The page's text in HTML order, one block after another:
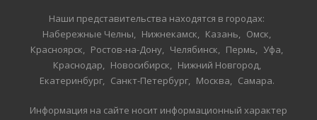
Наши представительства находятся в городах:
Набережные Челны
Нижнекамск Казань
Омск
Красноярск
Ростов-на-Дону Челябинск Пермь
Уфа
Краснодар
Новосибирск
Нижний Новгород
Екатеринбург
Санкт-Петербург Москва Самара
Информация на сайте носит информационный характер